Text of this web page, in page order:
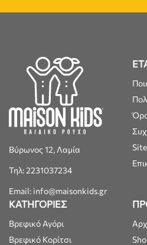
Βύρωνος 12, Λαμία
Τηλ: 2231037234
Email: info@maisonkids.gr
ΚΑΤΗΓΟΡΙΕΣ
Βρεφικό Αγόρι
Βρεφικό Κορίτσι